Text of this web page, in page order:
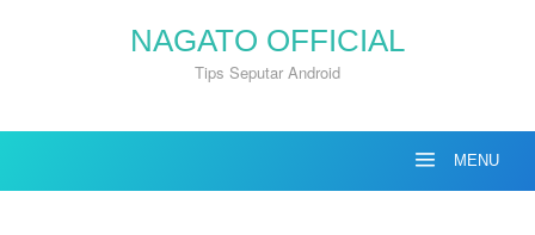
NAGATO OFFICIAL
Tips Seputar Android
MENU